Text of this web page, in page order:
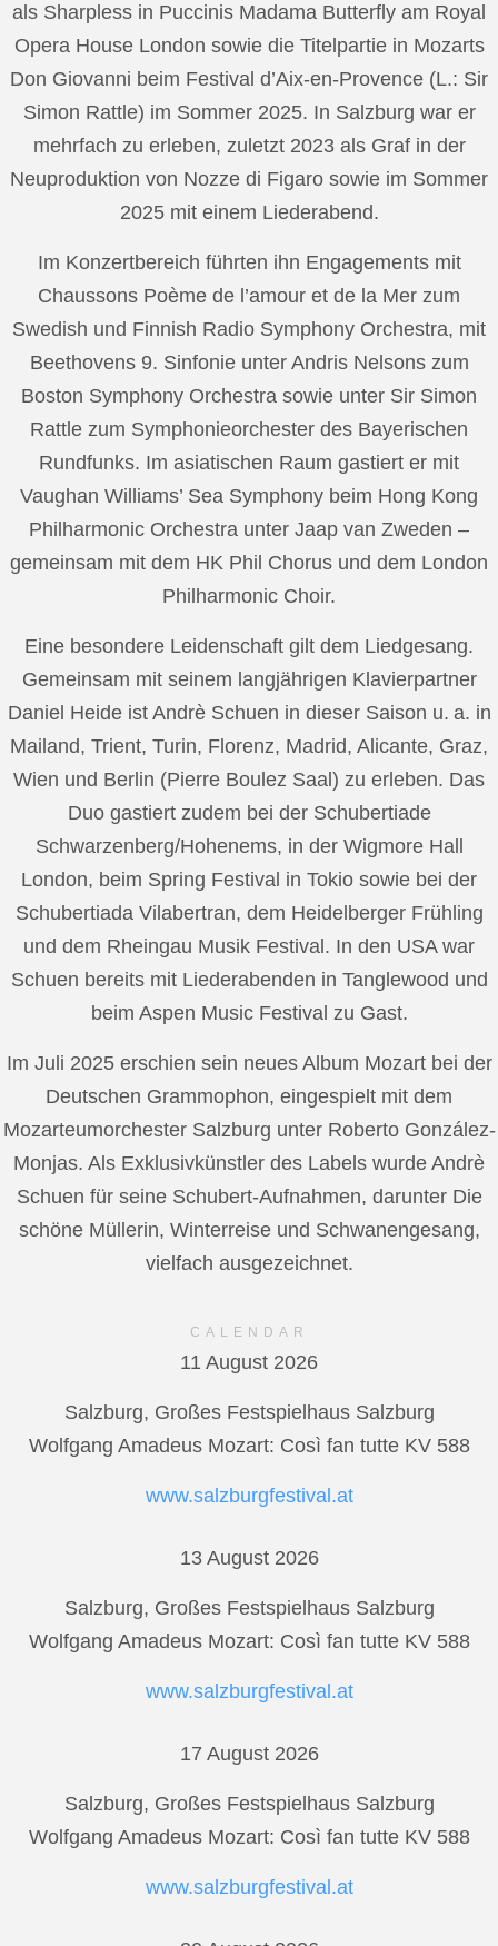
als Sharpless in Puccinis Madama Butterfly am Royal
Opera House London sowie die Titelpartie in Mozarts
Don Giovanni beim Festival d’Aix-en-Provence (L.: Sir
Simon Rattle) im Sommer 2025. In Salzburg war er
mehrfach zu erleben, zuletzt 2023 als Graf in der
Neuproduktion von Nozze di Figaro sowie im Sommer
2025 mit einem Liederabend.
Im Konzertbereich führten ihn Engagements mit
Chaussons Poème de l’amour et de la Mer zum
Swedish und Finnish Radio Symphony Orchestra, mit
Beethovens 9. Sinfonie unter Andris Nelsons zum
Boston Symphony Orchestra sowie unter Sir Simon
Rattle zum Symphonieorchester des Bayerischen
Rundfunks. Im asiatischen Raum gastiert er mit
Vaughan Williams’ Sea Symphony beim Hong Kong
Philharmonic Orchestra unter Jaap van Zweden –
gemeinsam mit dem HK Phil Chorus und dem London
Philharmonic Choir.
Eine besondere Leidenschaft gilt dem Liedgesang.
Gemeinsam mit seinem langjährigen Klavierpartner
Daniel Heide ist Andrè Schuen in dieser Saison u. a. in
Mailand, Trient, Turin, Florenz, Madrid, Alicante, Graz,
Wien und Berlin (Pierre Boulez Saal) zu erleben. Das
Duo gastiert zudem bei der Schubertiade
Schwarzenberg/Hohenems, in der Wigmore Hall
London, beim Spring Festival in Tokio sowie bei der
Schubertiada Vilabertran, dem Heidelberger Frühling
und dem Rheingau Musik Festival. In den USA war
Schuen bereits mit Liederabenden in Tanglewood und
beim Aspen Music Festival zu Gast.
Im Juli 2025 erschien sein neues Album Mozart bei der
Deutschen Grammophon, eingespielt mit dem
Mozarteumorchester Salzburg unter Roberto González-
Monjas. Als Exklusivkünstler des Labels wurde Andrè
Schuen für seine Schubert-Aufnahmen, darunter Die
schöne Müllerin, Winterreise und Schwanengesang,
vielfach ausgezeichnet.
CALENDAR
11 August 2026
Salzburg, Großes Festspielhaus Salzburg
Wolfgang Amadeus Mozart: Così fan tutte KV 588
www.salzburgfestival.at
13 August 2026
Salzburg, Großes Festspielhaus Salzburg
Wolfgang Amadeus Mozart: Così fan tutte KV 588
www.salzburgfestival.at
17 August 2026
Salzburg, Großes Festspielhaus Salzburg
Wolfgang Amadeus Mozart: Così fan tutte KV 588
www.salzburgfestival.at